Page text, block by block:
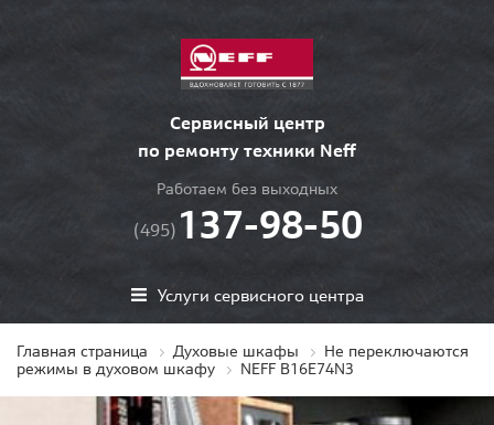
Сервисный центр
по ремонту техники Neff
Работаем без выходных
(495) 137-98-50
Услуги сервисного центра
Главная страница Духовые шкафы
Не переключаются
режимы в духовом шкафу
NEFF B16E74N3